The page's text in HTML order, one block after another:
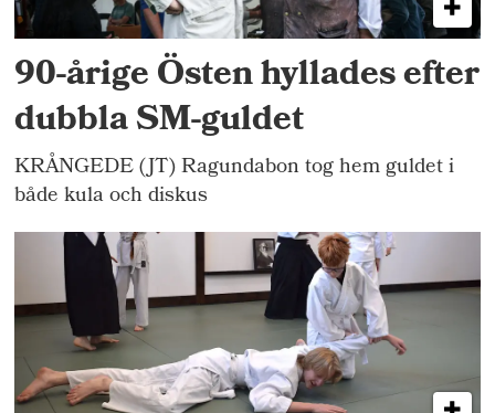
90-årige Östen hyllades efter
dubbla SM-guldet
KRÅNGEDE (JT) Ragundabon tog hem guldet i
både kula och diskus